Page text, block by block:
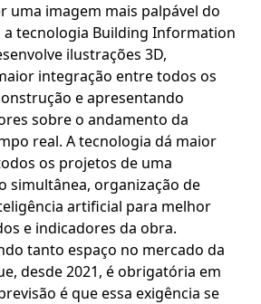
uma imagem mais palpável do
a tecnologia Building Information
ilustrações 3D,
integração entre todos os
e apresentando
sobre o andamento da
real. A tecnologia dá maior
os projetos de uma
simultânea, organização de
artificial para melhor
e indicadores da obra.
tanto espaço no mercado da
desde 2021, é obrigatória em
é que essa exigência se